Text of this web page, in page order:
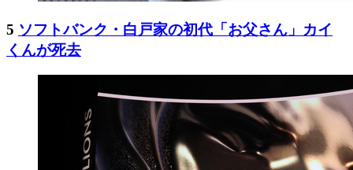
5 ソフトバンク・白戸家の初代「お父さん」カイ
くんが死去